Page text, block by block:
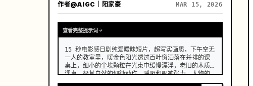
作者@AIGC｜阳家豪 MAR 15, 2026
查看完整提示词
15 秒电影感日剧纯爱暧昧短片，超写实画质，下午空无
一人的教室里，暖金色阳光透过百叶窗洒落在并排的课
桌上，细小的尘埃颗粒在光束中缓慢漂浮，老旧的木质
课桌，极其自然的细微动作、呼吸和眼神张力，人物的
面部、服装和发型在整个过程中保持一致，没有变形、